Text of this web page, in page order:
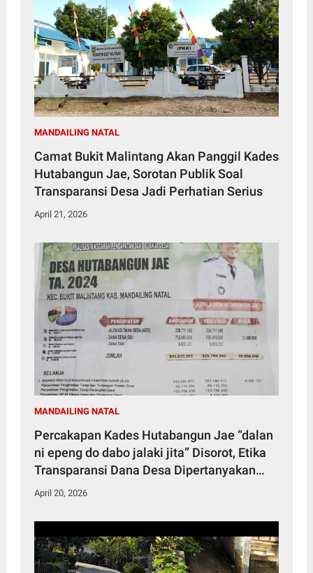
MANDAILING NATAL
Camat Bukit Malintang Akan Panggil Kades
Hutabangun Jae, Sorotan Publik Soal
Transparansi Desa Jadi Perhatian Serius
April 21, 2026
MANDAILING NATAL
Percakapan Kades Hutabangun Jae “dalan
ni epeng do dabo jalaki jita” Disorot, Etika
Transparansi Dana Desa Dipertanyakan
Publik
April 20, 2026